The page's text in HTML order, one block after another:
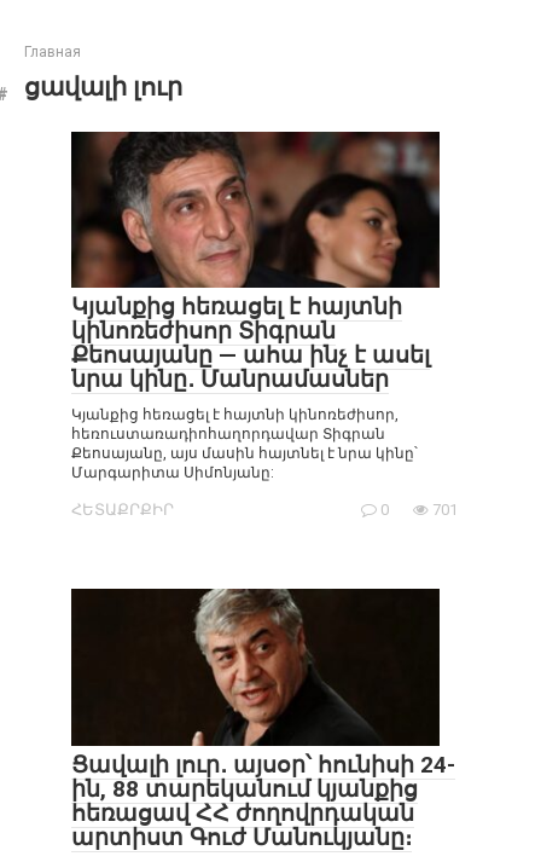
Главная
ցավալի լուր
Կյանքից հեռացել է հայտնի
կինոռեժիսոր Տիգրան
Քեոսայանը — ահա ինչ է ասել
նրա կինը․ Մանրամասներ
Կյանքից հեռացել է հայտնի կինոռեժիսոր,
հեռուստառադիոհաղորդավար Տիգրան
Քեոսայանը, այս մասին հայտնել է նրա կինը՝
Մարգարիտա Սիմոնյանը:
ՀԵՏԱՔՐՔԻՐ 0 701
Ցավալի լուր․ այսօր՝ հունիսի 24-
ին, 88 տարեկանում կյանքից
հեռացավ ՀՀ ժողովրդական
արտիստ Գուժ Մանուկյանը։